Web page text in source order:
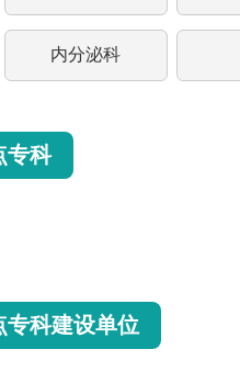
内分泌科
专科
专科建设单位